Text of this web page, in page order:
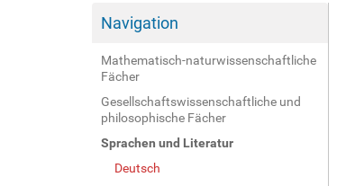
Navigation
Mathematisch-naturwissenschaftliche
Fächer
Gesellschaftswissenschaftliche und
philosophische Fächer
Sprachen und Literatur
Deutsch